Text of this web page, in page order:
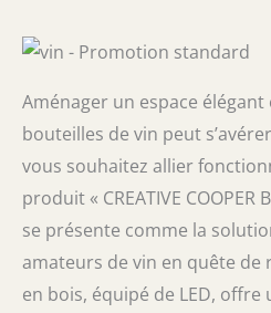
Aménager un espace
bouteilles de vin peut
vous souhaitez allier
produit « CREATIVE
se présente comme la
amateurs de vin en quête de
en bois, équipé de LED,